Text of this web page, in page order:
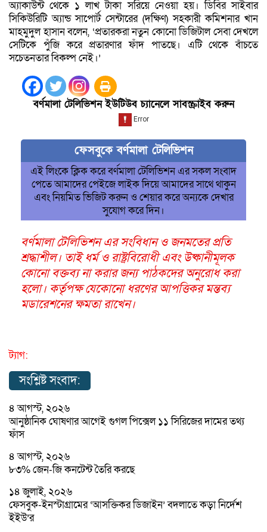
অ্যাকাউন্ট থেকে ১ লাখ টাকা সরিয়ে নেওয়া হয়। ডিবির সাইবার
সিকিউরিটি অ্যান্ড সাপোর্ট সেন্টারের (দক্ষিণ) সহকারী কমিশনার খান
মাহমুদুল হাসান বলেন, ‘প্রতারকরা নতুন কোনো ডিজিটাল সেবা দেখলে
সেটিকে পুঁজি করে প্রতারণার ফাঁদ পাতছে। এটি থেকে বাঁচতে
সচেতনতার বিকল্প নেই।’
বর্ণমালা টেলিভিশন ইউটিউব চ্যানেলে সাবস্ক্রাইব করুন
ফেসবুকে বর্ণমালা টেলিভিশন
এই লিংকে ক্লিক করে বর্ণমালা টেলিভিশন এর সকল সংবাদ
পেতে আমাদের পেইজে লাইক দিয়ে আমাদের সাথে থাকুন
এবং নিয়মিত ভিজিট করুন ও শেয়ার করে অন্যকে দেখার
সুযোগ করে দিন।
বর্ণমালা টেলিভিশন এর সংবিধান ও জনমতের প্রতি
শ্রদ্ধাশীল। তাই ধর্ম ও রাষ্ট্রবিরোধী এবং উষ্কানীমূলক
কোনো বক্তব্য না করার জন্য পাঠকদের অনুরোধ করা
হলো। কর্তৃপক্ষ যেকোনো ধরণের আপত্তিকর মন্তব্য
মডারেশনের ক্ষমতা রাখেন।
ট্যাগ:
সংশ্লিষ্ট সংবাদ:
৪ আগস্ট, ২০২৬
আনুষ্ঠানিক ঘোষণার আগেই গুগল পিক্সেল ১১ সিরিজের দামের তথ্য
ফাঁস
৪ আগস্ট, ২০২৬
৮৩% জেন-জি কনটেন্ট তৈরি করছে
১৪ জুলাই, ২০২৬
ফেসবুক-ইনস্টাগ্রামের ‘আসক্তিকর ডিজাইন’ বদলাতে কড়া নির্দেশ
ইইউ’র